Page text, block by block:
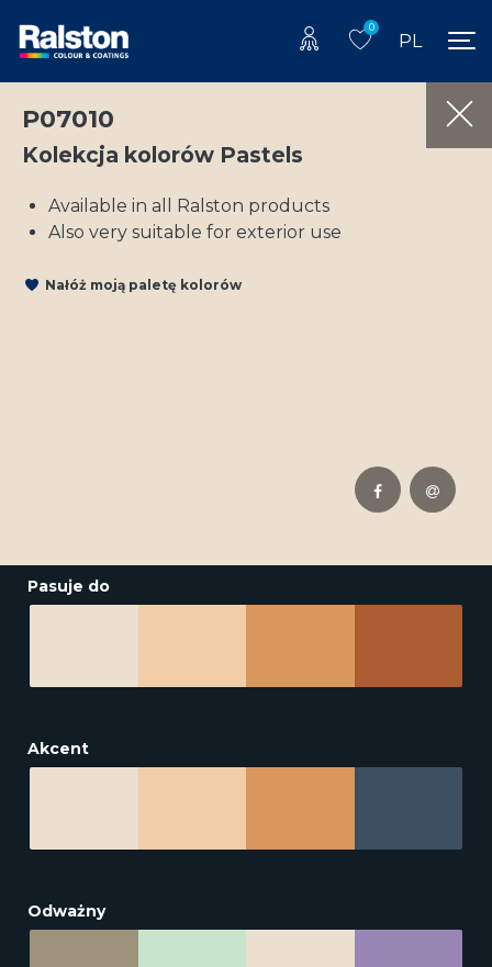
0
PL
P07010
Kolekcja kolorów Pastels
Available in all Ralston products
Also very suitable for exterior use
Nałóż moją paletę kolorów
Pasuje do
Akcent
Odważny